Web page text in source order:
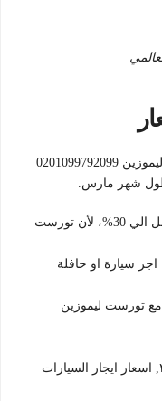
تورست ليموزين 0201099792099
بالتالي كل البنات و السيدات ليهم خصم يصل الي 30%، لأن تورست
اجر سيارة او حافلة
تورست ليموزين
اسعار ايجار السيارات في مصر لعام ٢٠٢٠, اسعار ايجار السيارات